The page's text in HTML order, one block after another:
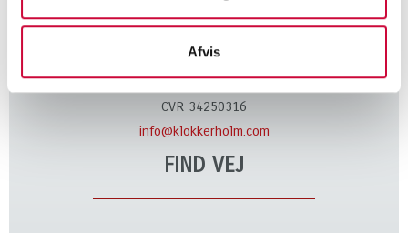
Afvis
Kløvervej 6
9320 Hjallerup
Tel. +45 9828 4444
CVR 34250316
info@klokkerholm.com
FIND VEJ